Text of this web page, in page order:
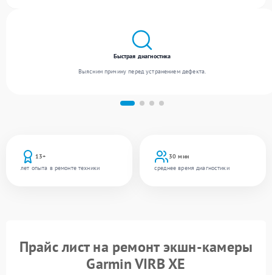
13+
лет опыта в ремонте техники
30 мин
среднее время диагностики
Быстрая диагностика
Выясним причину перед устранением дефекта.
Прайс лист на ремонт экшн-камеры
Garmin VIRB XE